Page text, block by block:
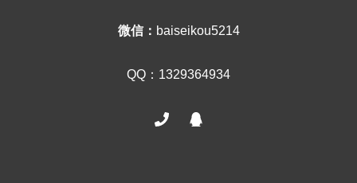
微信： baiseikou5214
QQ：1329364934